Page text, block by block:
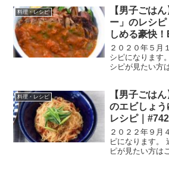
ナブより 材料
００g ミ...
料理・レシピ
【男子ごは
ー」のレシ
しめる豪快
２０２０年５月
シピになります
シピが見たい方
トマト ７００
g）にんに...
料理・レシピ
【男子ごは
のエビしょ
レシピ｜
２０２２年９月
ピになります。
ピが見たい方は